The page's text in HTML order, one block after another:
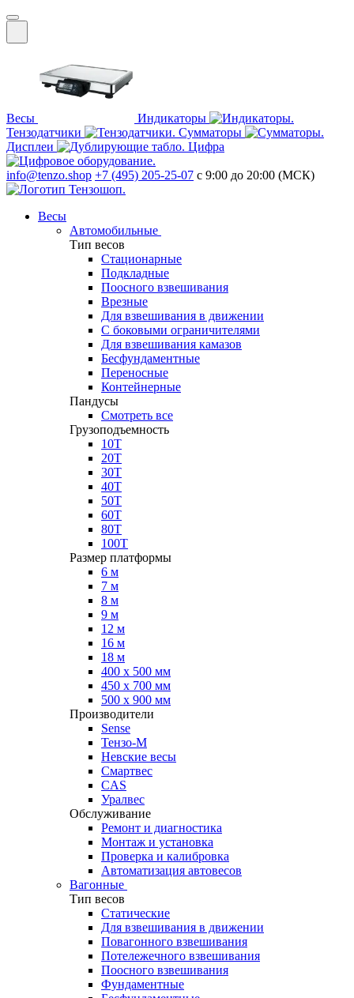
Весы
Индикаторы
Тензодатчики
Сумматоры
Дисплеи
Цифра
info@tenzo.shop +7 (495) 205-25-07 с 9:00 до 20:00 (МСК)
Весы
Автомобильные
Тип весов
Стационарные
Подкладные
Поосного взвешивания
Врезные
Для взвешивания в движении
С боковыми ограничителями
Для взвешивания камазов
Бесфундаментные
Переносные
Контейнерные
Пандусы
Смотреть все
Грузоподъемность
10Т
20Т
30Т
40Т
50Т
60Т
80Т
100Т
Размер платформы
6 м
7 м
8 м
9 м
12 м
16 м
18 м
400 х 500 мм
450 х 700 мм
500 х 900 мм
Производители
Sense
Тензо-М
Невские весы
Смартвес
CAS
Уралвес
Обслуживание
Ремонт и диагностика
Монтаж и установка
Проверка и калибровка
Автоматизация автовесов
Вагонные
Тип весов
Статические
Для взвешивания в движении
Повагонного взвешивания
Потележечного взвешивания
Поосного взвешивания
Фундаментные